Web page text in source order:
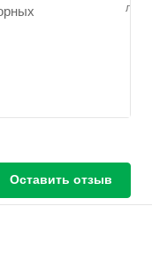
Оставить отзыв